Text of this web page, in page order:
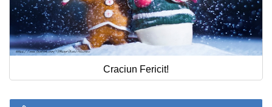
Craciun Fericit!